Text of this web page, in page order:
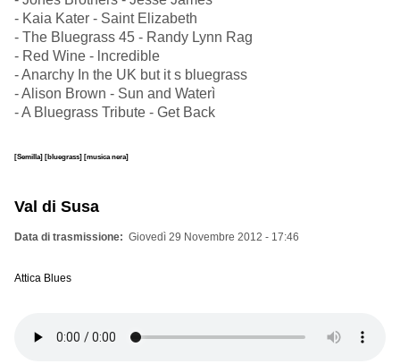
- Kaia Kater - Saint Elizabeth
- The Bluegrass 45 - Randy Lynn Rag
- Red Wine - lncredible
- Anarchy In the UK but it s bluegrass
- Alison Brown - Sun and Waterì
- A Bluegrass Tribute - Get Back
[Semilla] [bluegrass] [musica nera]
Val di Susa
Data di trasmissione Giovedì 29 Novembre 2012 - 17:46
Attica Blues